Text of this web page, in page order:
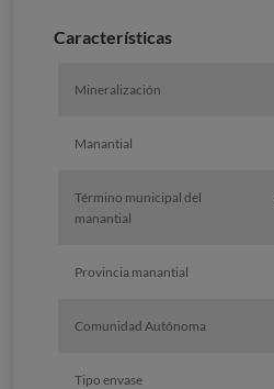
Caracterí­sticas
Mineralización
Manantial
Término municipal del
manantial
Provincia manantial
Comunidad Autónoma
Tipo envase